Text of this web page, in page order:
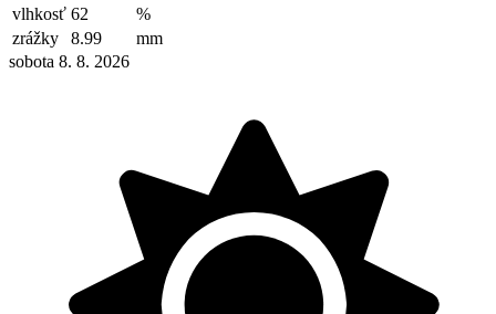
vlhkosť 62
%
zrážky
8.99
mm
sobota 8. 8. 2026